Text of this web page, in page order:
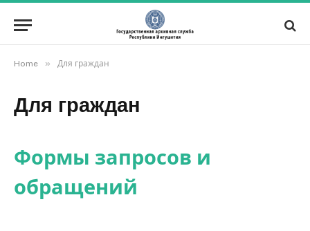
Home » Для граждан
Для граждан
Формы запросов и
обращений